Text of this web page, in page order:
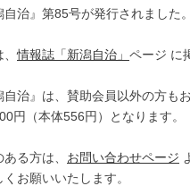
自治』第85号が発行されました。
、情報誌「新潟自治」 ページ に
自治』は、賛助会員以外の方も
円（本体556円）となります。
る方は、 お問い合わせページ
くお願いいたします。